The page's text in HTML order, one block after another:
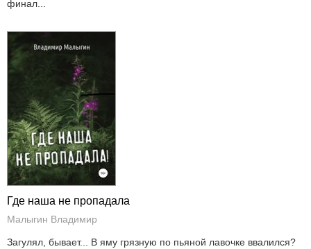
финал...
Где наша не пропадала
Малыгин Владимир
Загулял, бывает... В яму грязную по пьяной лавочке ввалился?